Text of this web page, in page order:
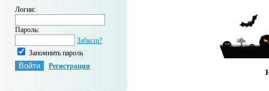
Логин:
Пароль:
Забыли?
Запомнить пароль
Регистрация